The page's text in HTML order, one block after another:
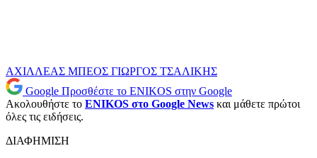
ΑΧΙΛΛΕΑΣ ΜΠΕΟΣ ΓΙΩΡΓΟΣ ΤΣΑΛΙΚΗΣ
Google Προσθέστε το ENIKOS στην Google
Ακολουθήστε το ENIKOS στο Google News και μάθετε πρώτοι
όλες τις ειδήσεις.
ΔΙΑΦΗΜΙΣΗ